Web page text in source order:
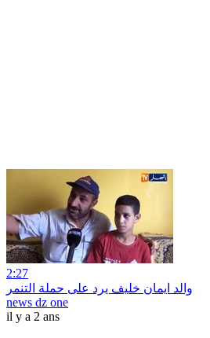
2:27
والد ايمان خليف يرد على حملة التنمر
news dz one
il y a 2 ans